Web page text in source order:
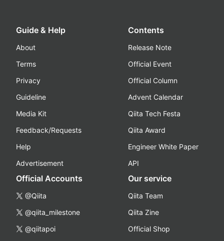
Guide & Help
About
Terms
Privacy
Guideline
Media Kit
Feedback/Requests
Help
Advertisement
Contents
Release Note
Official Event
Official Column
Advent Calendar
Qiita Tech Festa
Qiita Award
Engineer White Paper
API
Official Accounts
@Qiita
@qiita_milestone
@qiitapoi
Our service
Qiita Team
Qiita Zine
Official Shop